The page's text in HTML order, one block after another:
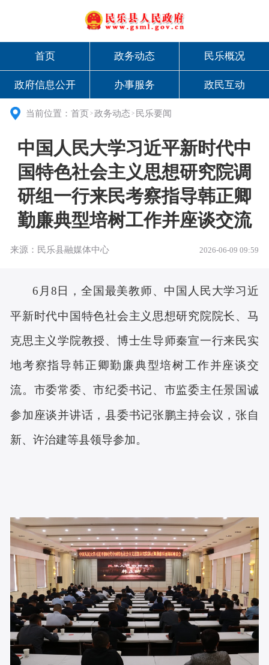
首页 政务动态 民乐概况
政府信息公开 办事服务 政民互动
当前位置：首页 > 政务动态 > 民乐要闻
中国人民大学习近平新时代中
国特色社会主义思想研究院调
研组一行来民考察指导韩正卿
勤廉典型培树工作并座谈交流
来源：民乐县融媒体中心 2026-06-09 09:59
6月8日，全国最美教师、中国人民大学习近
平新时代中国特色社会主义思想研究院院长、马
克思主义学院教授、博士生导师秦宣一行来民实
地考察指导韩正卿勤廉典型培树工作并座谈交
流。市委常委、市纪委书记、市监委主任景国诚
参加座谈并讲话，县委书记张鹏主持会议，张自
新、许治建等县领导参加。